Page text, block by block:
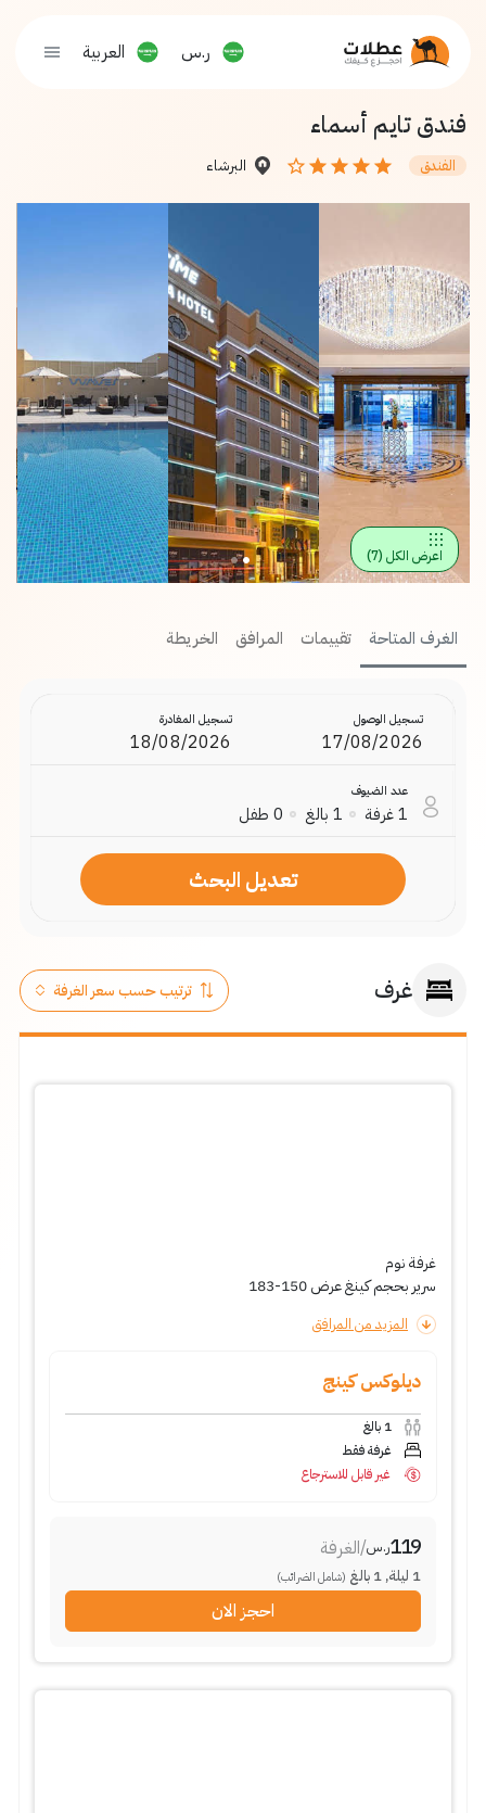
ر.س العربية
فندق تايم أسماء
الفندق البرشاء
اعرض الكل (
7
)
الغرف المتاحة تقييمات المرافق الخريطة
تسجيل الوصول تسجيل المغادرة
عدد الضيوف
1غرفة 1 بالغ 0 طفل
تعديل البحث
غرف
غرفة نوم
سرير بحجم كينغ عرض 150-183
المزيد من المرافق
ديلوكس كينج
1 بالغ
غرفة فقط
غير قابل للاسترجاع
119ر.س/الغرفة
1 ليلة,
1 بالغ (شامل الضرائب)
احجز الان